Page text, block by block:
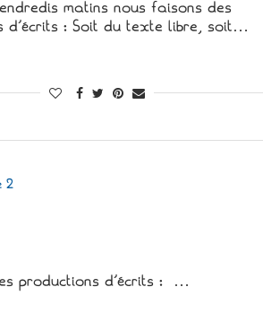
matins nous faisons des
d’écrits : Soit du texte libre, soit…
2
productions d’écrits : …